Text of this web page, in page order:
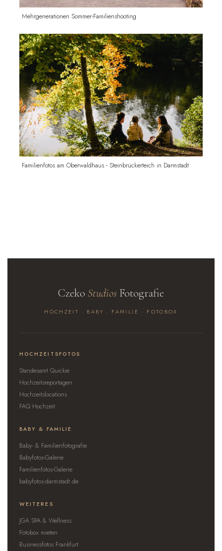
Mehrgenerationen Sommer-Familienshooting
Familienfotos am Oberwaldhaus - Steinbrückerteich in Darmstadt
Czeko Studios Fotografie
HOCHZEIT · BABY · FAMILIE · FOTOBOX
HOCHZEITSFOTOS
Standesamt Quickie
Hochzeitsreportagen
Hochzeitslocations
FAQ Hochzeit
BABY & FAMILIE
Baby- & Familienfotografie
Babyfotos-Galerie
Familienfotos-Galerie
babyfotos-darmstadt.de
WEITERES
JGA SPA & Wellness
Fotobox mieten
Businessfotos Frankfurt